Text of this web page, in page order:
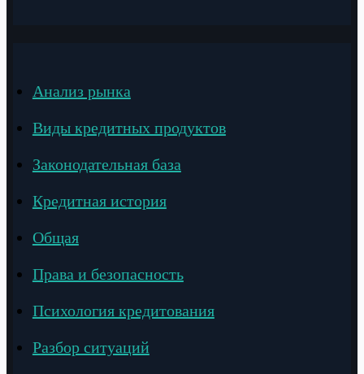
Анализ рынка
Виды кредитных продуктов
Законодательная база
Кредитная история
Общая
Права и безопасность
Психология кредитования
Разбор ситуаций